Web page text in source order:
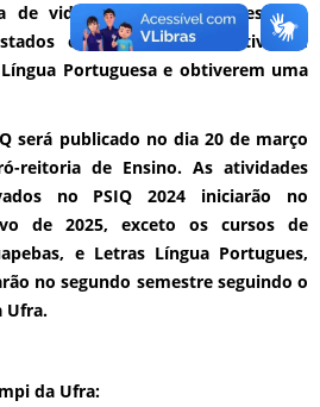
de vida e sua trajetória escolar.
os candidatos que tiverem
Portuguesa e obtiverem uma
será publicado no dia 20 de março
reitoria de Ensino. As atividades
no PSIQ 2024 iniciarão no
de 2025, exceto os cursos de
e Letras Língua Portugues,
no segundo semestre seguindo o
Ufra.
da Ufra: